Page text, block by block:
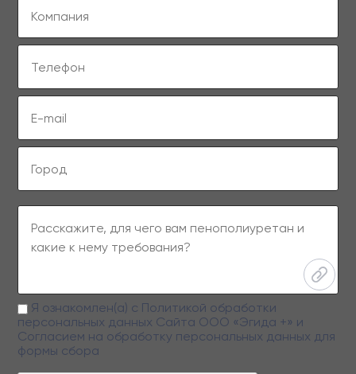
Я ознакомлен(а) с Политикой обработки
персональных данных Сайта ООО «Эгида +» и
Согласием на обработку персональных данных для
формы сбора